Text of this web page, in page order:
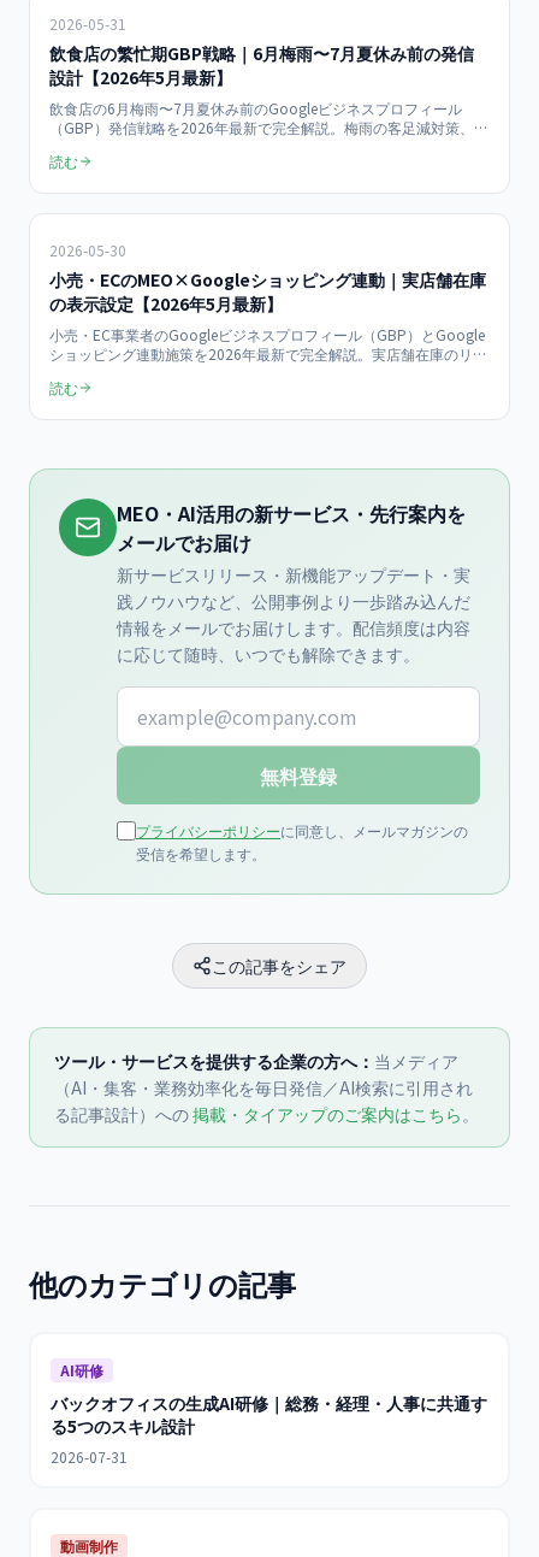
2026-05-31
飲食店の繁忙期GBP戦略｜6月梅雨〜7月夏休み前の発信
設計【2026年5月最新】
飲食店の6月梅雨〜7月夏休み前のGoogleビジネスプロフィール
（GBP）発信戦略を2026年最新で完全解説。梅雨の客足減対策、夏
ス席アピールなど業態別の集客投稿テンプレを店舗オーナー向けに
読む
2026-05-30
小売・ECのMEO×Googleショッピング連動｜実店舗在庫
の表示設定【2026年5月最新】
小売・EC事業者のGoogleビジネスプロフィール（GBP）とGoogle
ショッピング連動施策を2026年最新で完全解説。実店舗在庫のリア
来店型ECの売上+72%実証データまで店舗オーナー向けにまとめま
読む
MEO・AI活用の新サービス・先行案内を
メールでお届け
新サービスリリース・新機能アップデート・実
践ノウハウなど、公開事例より一歩踏み込んだ
情報をメールでお届けします。配信頻度は内容
に応じて随時、いつでも解除できます。
メールアドレス
無料登録
プライバシーポリシーに同意し、メールマガジンの
受信を希望します。
この記事をシェア
ツール・サービスを提供する企業の方へ： 当メディア
（AI・集客・業務効率化を毎日発信／AI検索に引用され
る記事設計）への掲載・タイアップのご案内はこちら。
他のカテゴリの記事
AI研修
バックオフィスの生成AI研修｜総務・経理・人事に共通す
る5つのスキル設計
2026-07-31
動画制作